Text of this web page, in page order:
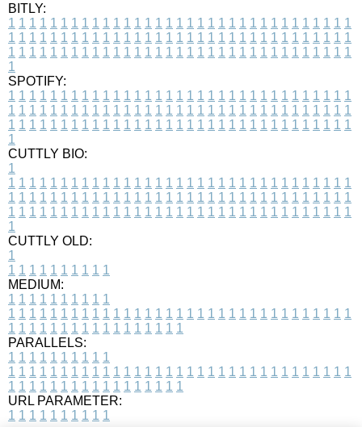
BITLY:
1 1 1 1 1 1 1 1 1 1 1 1 1 1 1 1 1 1 1 1 1 1 1 1 1 1 1 1 1 1 1 1 1
1 1 1 1 1 1 1 1 1 1 1 1 1 1 1 1 1 1 1 1 1 1 1 1 1 1 1 1 1 1 1 1 1
1 1 1 1 1 1 1 1 1 1 1 1 1 1 1 1 1 1 1 1 1 1 1 1 1 1 1 1 1 1 1 1 1
1
SPOTIFY:
1 1 1 1 1 1 1 1 1 1 1 1 1 1 1 1 1 1 1 1 1 1 1 1 1 1 1 1 1 1 1 1 1
1 1 1 1 1 1 1 1 1 1 1 1 1 1 1 1 1 1 1 1 1 1 1 1 1 1 1 1 1 1 1 1 1
1 1 1 1 1 1 1 1 1 1 1 1 1 1 1 1 1 1 1 1 1 1 1 1 1 1 1 1 1 1 1 1 1
1
CUTTLY BIO:
1
1 1 1 1 1 1 1 1 1 1 1 1 1 1 1 1 1 1 1 1 1 1 1 1 1 1 1 1 1 1 1 1 1
1 1 1 1 1 1 1 1 1 1 1 1 1 1 1 1 1 1 1 1 1 1 1 1 1 1 1 1 1 1 1 1 1
1 1 1 1 1 1 1 1 1 1 1 1 1 1 1 1 1 1 1 1 1 1 1 1 1 1 1 1 1 1 1 1 1
1
CUTTLY OLD:
1
1 1 1 1 1 1 1 1 1 1
MEDIUM:
1 1 1 1 1 1 1 1 1 1
1 1 1 1 1 1 1 1 1 1 1 1 1 1 1 1 1 1 1 1 1 1 1 1 1 1 1 1 1 1 1 1 1
1 1 1 1 1 1 1 1 1 1 1 1 1 1 1 1 1
PARALLELS:
1 1 1 1 1 1 1 1 1 1
1 1 1 1 1 1 1 1 1 1 1 1 1 1 1 1 1 1 1 1 1 1 1 1 1 1 1 1 1 1 1 1 1
1 1 1 1 1 1 1 1 1 1 1 1 1 1 1 1 1
URL PARAMETER:
1 1 1 1 1 1 1 1 1 1